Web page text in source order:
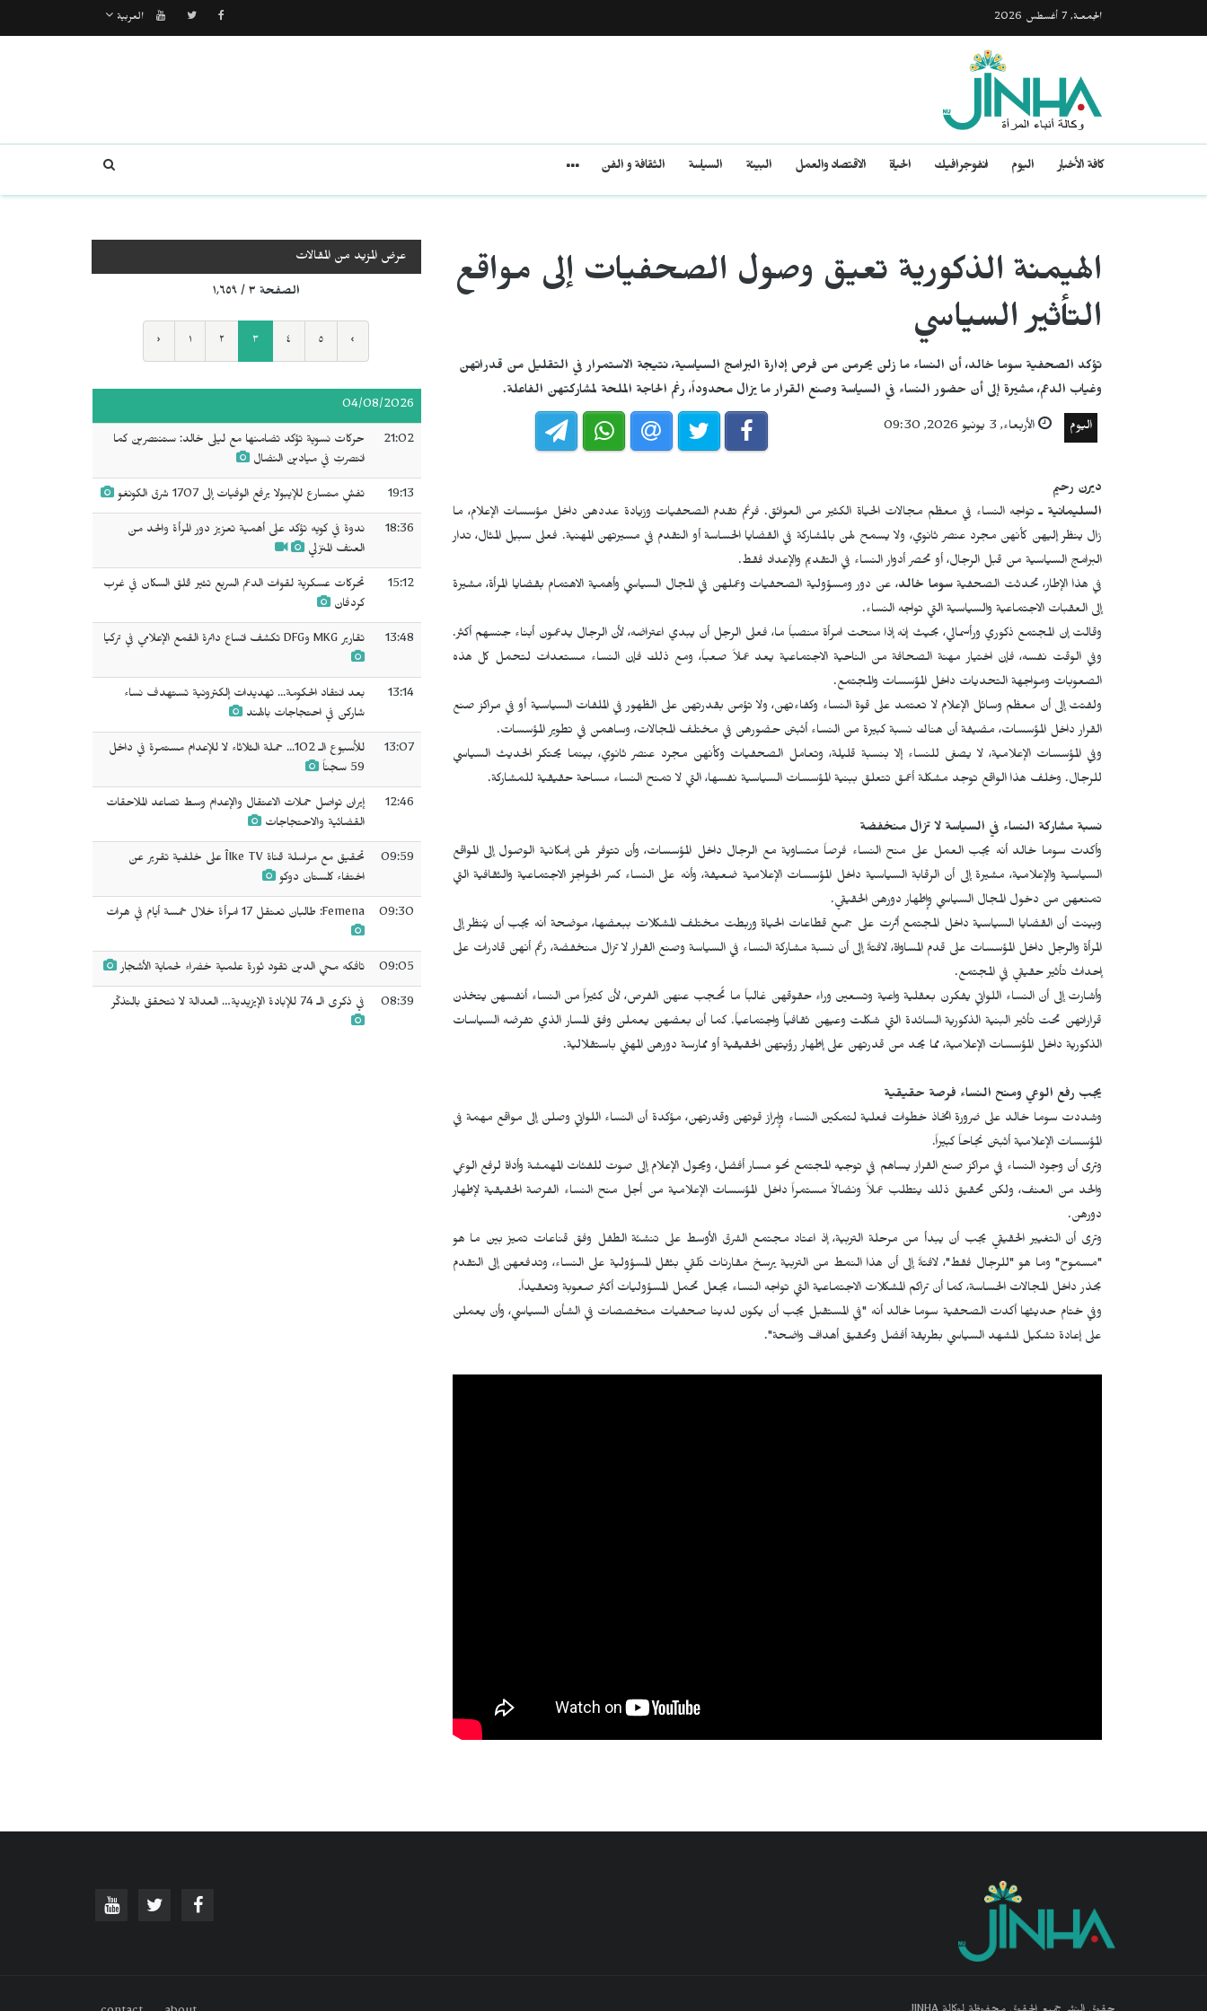
الجمعـة, 7 أغسطس 2026 العربية
كافة الأخبار اليوم انفوجرافيك الحياة الاقتصاد والعمل البيئة السياسة الثقافة و الفن
الهيمنة الذكورية تعيق وصول الصحفيات إلى مواقع
التأثير السياسي
تؤكد الصحفية سوما خالد، أن النساء ما زلن يحرمن من فرص إدارة البرامج السياسية، نتيجة الاستمرار في التقليل من قدراتهن
وغياب الدعم، مشيرة إلى أن حضور النساء في السياسة وصنع القرار ما يزال محدوداً، رغم الحاجة الملحة لمشاركتهن الفاعلة.
اليوم الأربعاء, 3 يونيو 2026, 09:30
ديرن رحيم
السليمانية ـتواجه النساء في معظم مجالات الحياة الكثير من العوائق. فرغم تقدم الصحفيات وزيادة عددهن داخل مؤسسات الإعلام، ما
زال ينظر إليهن كأنهن مجرد عنصر ثانوي، ولا يسمح لهن بالمشاركة في القضايا الحساسة أو التقدم في مسيرتهن المهنية. فعلى سبيل المثال، تدار
البرامج السياسية من قبل الرجال، أو تحصر أدوار النساء في التقديم والإعداد فقط.
في هذا الإطار، تحدثت الصحفيةسوما خالد، عن دور ومسؤولية الصحفيات وعملهن في المجال السياسي وأهمية الاهتمام بقضايا المرأة، مشيرة
إلى العقبات الاجتماعية والسياسية التي تواجه النساء.
وقالت إن المجتمع ذكوري ورأسمالي، بحيث إنه إذا منحت امرأة منصباً ما، فعلى الرجل أن يبدي اعتراضه، لأن الرجال يدعمون أبناء جنسهم أكثر.
وفي الوقت نفسه، فإن اختيار مهنة الصحافة من الناحية الاجتماعية يعد عملاً صعباً، ومع ذلك فإن النساء مستعدات لتحمل كل هذه
الصعوبات ومواجهة التحديات داخل المؤسسات والمجتمع.
ولفتت إلى أن معظم وسائل الإعلام لا تعتمد على قوة النساء وكفاءتهن، ولا تؤمن بقدرتهن على الظهور في الملفات السياسية أو في مراكز صنع
القرار داخل المؤسسات، مضيفة أن هناك نسبة كبيرة من النساء أثبتن حضورهن في مختلف المجالات، وساهمن في تطوير المؤسسات.
وفي المؤسسات الإعلامية، لا يصغى للنساء إلا بنسبة قليلة، وتعامل الصحفيات وكأنهن مجرد عنصر ثانوي، بينما يحتكر الحديث السياسي
للرجال. وخلف هذا الواقع توجد مشكلة أعمق تتعلق ببنية المؤسسات السياسية نفسها، التي لا تمنح النساء مساحة حقيقية للمشاركة.
نسبة مشاركة النساء في السياسة لا تزال منخفضة
وأكدت سوما خالد أنه يجب العمل على منح النساء فرصاً متساوية مع الرجال داخل المؤسسات، وأن تتوفر لهن إمكانية الوصول إلى المواقع
السياسية والإعلامية، مشيرة إلى أن الرقابة السياسية داخل المؤسسات الإعلامية ضعيفة، وأنه على النساء كسر الحواجز الاجتماعية والثقافية التي
تمنعهن من دخول المجال السياسي وإظهار دورهن الحقيقي.
وبينت أن القضايا السياسية داخل المجتمع أثرت على جميع قطاعات الحياة وربطت مختلف المشكلات ببعضها، موضحة أنه يجب أن يُنظر إلى
المرأة والرجل داخل المؤسسات على قدم المساواة، لافتةً إلى أن نسبة مشاركة النساء في السياسة وصنع القرار لا تزال منخفضة، رغم أنهن قادرات على
إحداث تأثير حقيقي في المجتمع.
وأشارت إلى أن النساء اللواتي يفكرن بعقلية واعية وتسعين وراء حقوقهن غالباً ما تُحجب عنهن الفرص، لأن كثيراً من النساء أنفسهن يتخذن
قراراتهن تحت تأثير البنية الذكورية السائدة التي شكلت وعيهن ثقافياً واجتماعياً. كما أن بعضهن يعملن وفق المسار الذي تفرضه السياسات
الذكورية داخل المؤسسات الإعلامية، مما يحد من قدرتهن على إظهار رؤيتهن الحقيقية أو ممارسة دورهن المهني باستقلالية.
يجب رفع الوعي ومنح النساء فرصة حقيقية
وشددت سوما خالد على ضرورة اتخاذ خطوات فعلية لتمكين النساء وإبراز قوتهن وقدرتهن، مؤكدة أن النساء اللواتي وصلن إلى مواقع مهمة في
المؤسسات الإعلامية أثبتن نجاحاً كبيراً.
وترى أن وجود النساء في مراكز صنع القرار يساهم في توجيه المجتمع نحو مسار أفضل، ويحول الإعلام إلى صوت للفئات المهمشة وأداة لرفع الوعي
والحد من العنف، ولكن تحقيق ذلك يتطلب عملاً ونضالاً مستمراً داخل المؤسسات الإعلامية من أجل منح النساء الفرصة الحقيقية لإظهار
دورهن.
وترى أن التغيير الحقيقي يجب أن يبدأ من مرحلة التربية، إذ اعتاد مجتمع الشرق الأوسط على تنشئة الطفل وفق قناعات تميز بين ما هو
"مسموح" وما هو "للرجال فقط"، لافتةً إلى أن هذا النمط من التربية يرسخ مقارنات تُلقي بثقل المسؤولية على النساء، وتدفعهن إلى التقدم
بحذر داخل المجالات الحساسة، كما أن تراكم المشكلات الاجتماعية التي تواجه النساء يجعل تحمل المسؤوليات أكثر صعوبة وتعقيداً.
وفي ختام حديثها أكدت الصحفية سوما خالد أنه "في المستقبل يجب أن يكون لدينا صحفيات متخصصات في الشأن السياسي، وأن يعملن
على إعادة تشكيل المشهد السياسي بطريقة أفضل وتحقيق أهداف واضحة".
عرض المزيد من المقالات
الصفحة ٣ / ١٬٦٥٩
‹ ١ ٢ ٣ ٤ ٥ ›
04/08/2026
21:02
حركات نسوية تؤكد تضامنها مع ليلى خالد: ستنتصرين كما
انتصرتِ في ميادين النضال
19:13 تفشٍ متسارع للإيبولا يرفع الوفيات إلى 1707 شرق الكونغو
18:36
ندوة في كويه تؤكد على أهمية تعزيز دور المرأة والحد من
العنف المنزلي
15:12
تحركات عسكرية لقوات الدعم السريع تثير قلق السكان في غرب
كردفان
13:48 تقارير MKG وDFG تكشف اتساع دائرة القمع الإعلامي في تركيا
13:14
بعد انتقاد الحكومة... تهديدات إلكترونية تستهدف نساء
شاركن في احتجاجات بالهند
13:07
للأسبوع الـ 102... حملة الثلاثاء لا للإعدام مستمرة في داخل
59 سجناً
12:46
إيران تواصل حملات الاعتقال والإعدام وسط تصاعد الملاحقات
القضائية والاحتجاجات
09:59
تحقيق مع مراسلة قناة Îlke TV على خلفية تقرير عن
اختفاء كلستان دوكو
09:30 Femena: طالبان تعتقل 17 امرأة خلال خمسة أيام في هرات
09:05 تافكه محي الدين تقود ثورة علمية خضراء لحماية الأشجار
08:39 في ذكرى الـ 74 للإبادة الإيزيدية… العدالة لا تتحقق بالتذكّر